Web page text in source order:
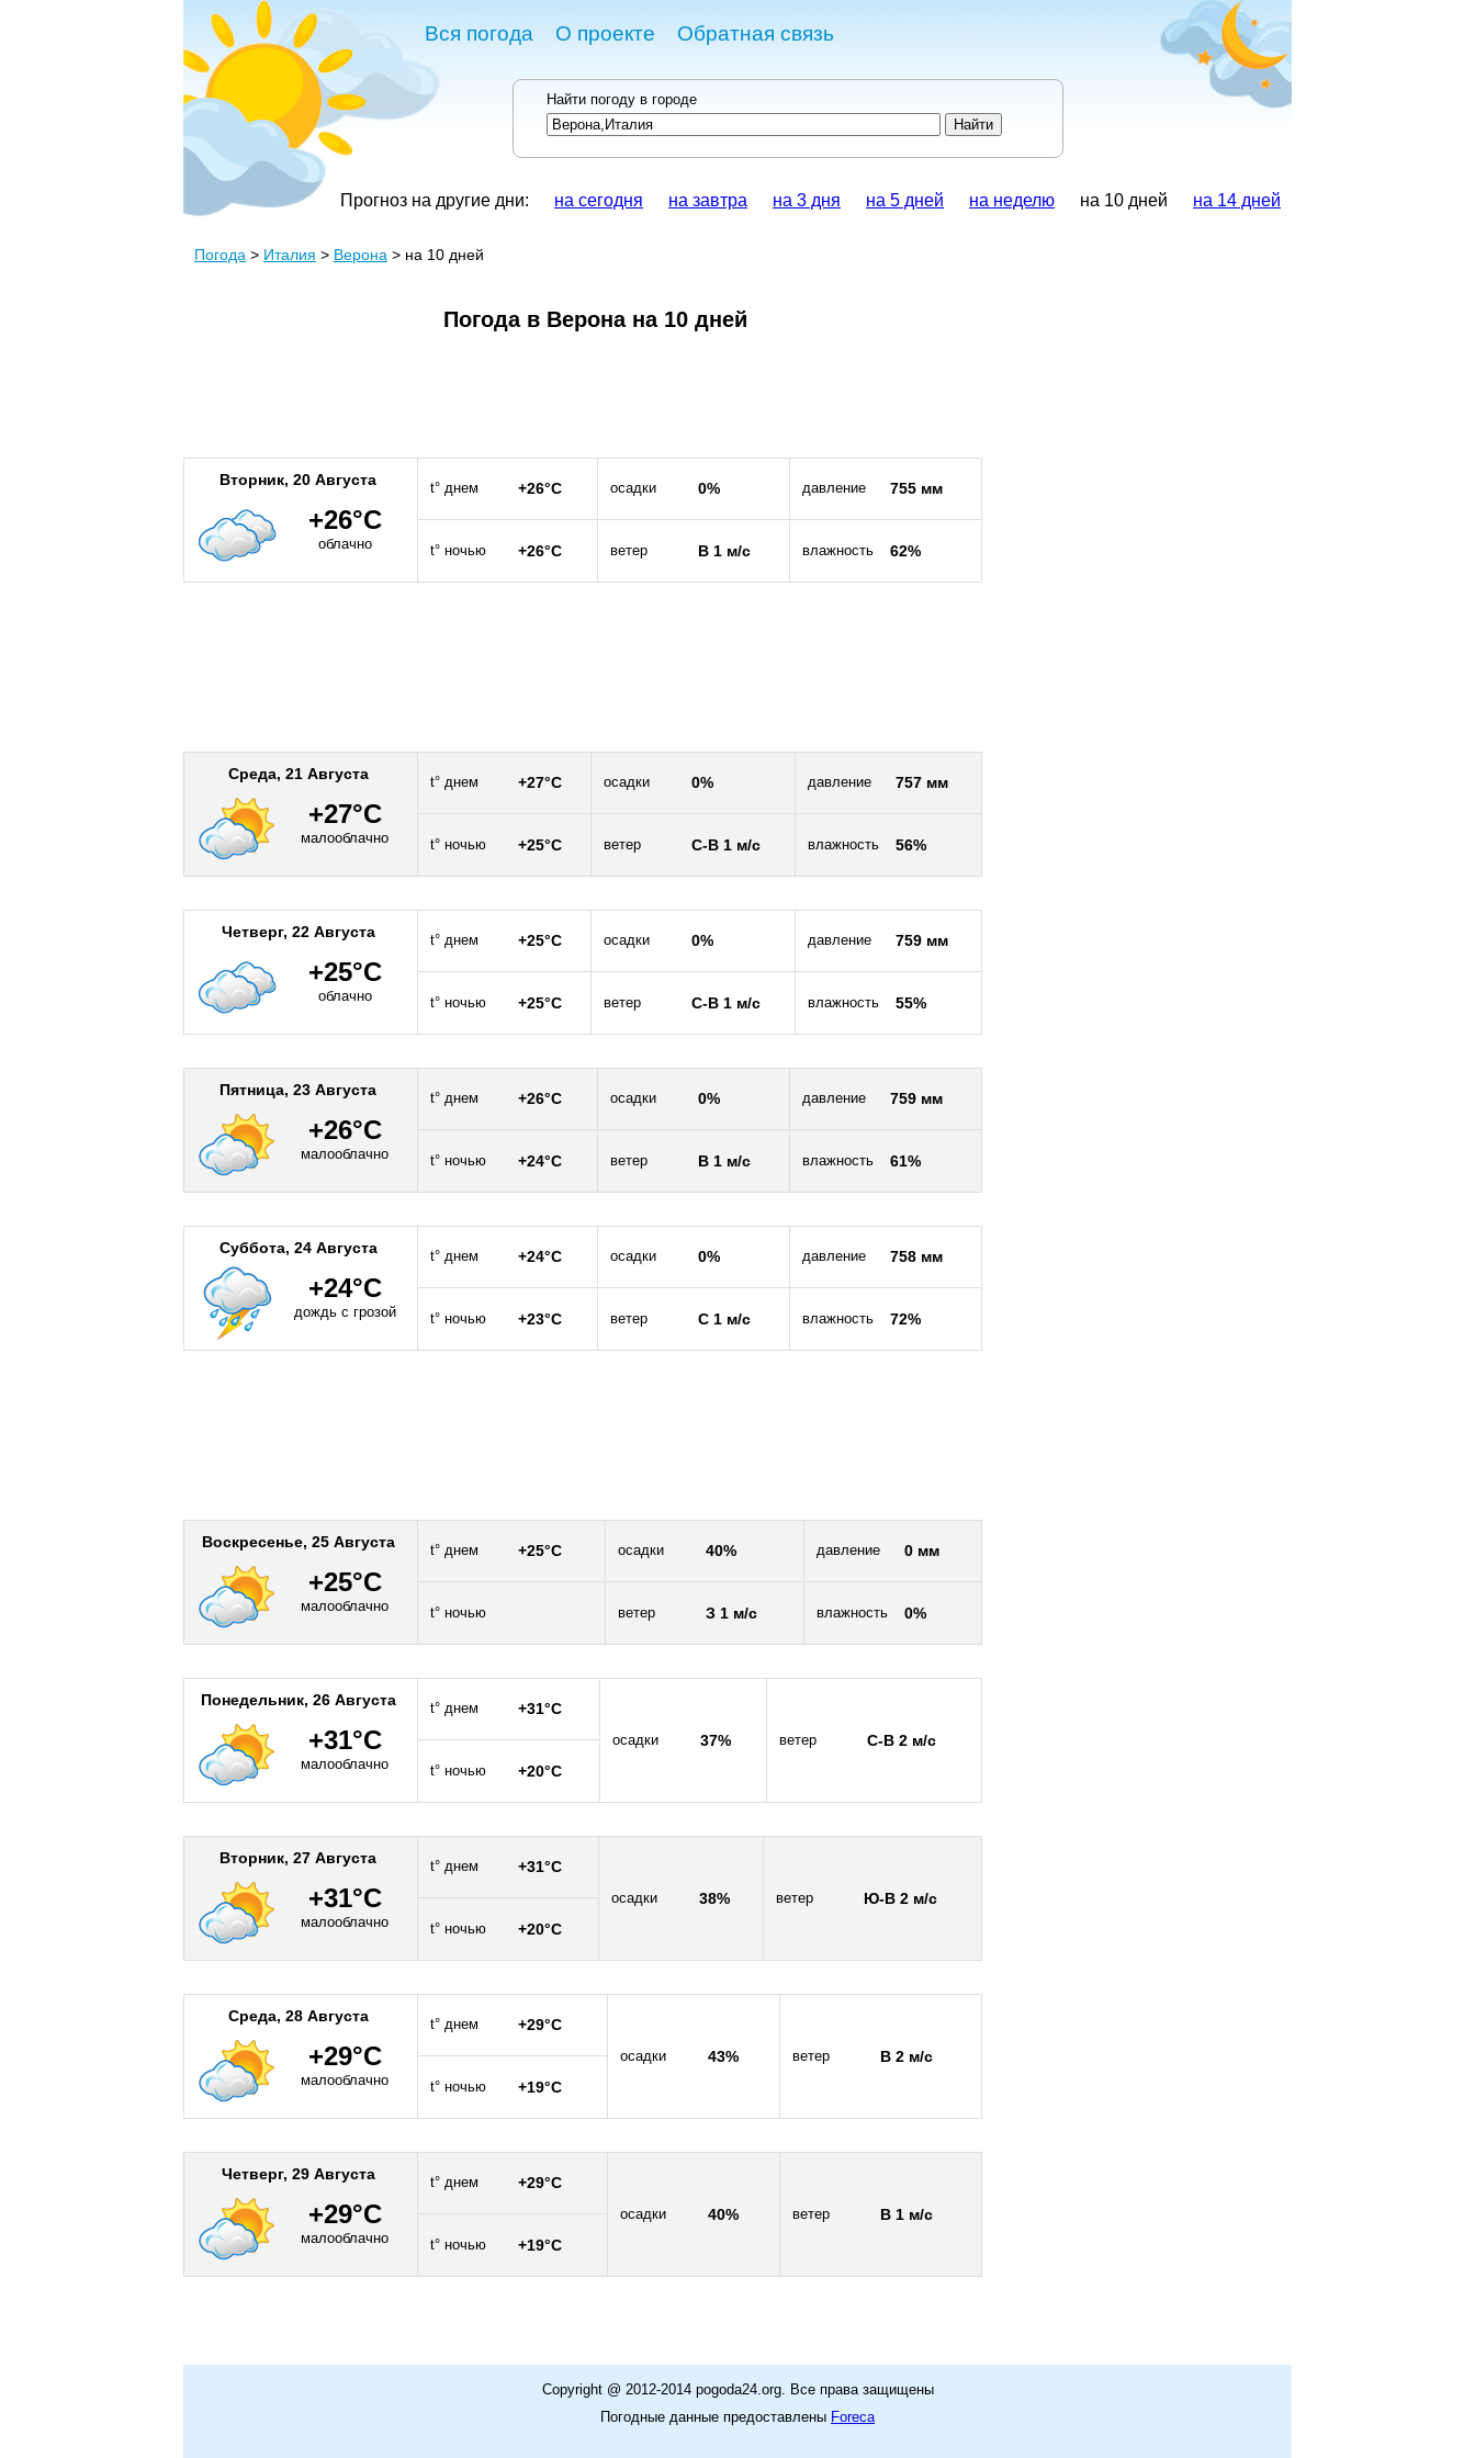
Вся погода О проекте Обратная связь
Найти погоду в городе
Прогноз на другие дни: на сегодня на завтра на 3 дня на 5 дней на неделю на 10 дней на 14 дней
Погода > Италия > Верона > на 10 дней
Погода в Верона на 10 дней
Вторник, 20 Августа
+26°C
облачно
t° днем +26°C осадки 0% давление 755 мм
t° ночью +26°C ветер В 1 м/c влажность 62%
Среда, 21 Августа
+27°C
малооблачно
t° днем +27°C осадки 0% давление 757 мм
t° ночью +25°C ветер С-В 1 м/c влажность 56%
Четверг, 22 Августа
+25°C
облачно
t° днем +25°C осадки 0% давление 759 мм
t° ночью +25°C ветер С-В 1 м/c влажность 55%
Пятница, 23 Августа
+26°C
малооблачно
t° днем +26°C осадки 0% давление 759 мм
t° ночью +24°C ветер В 1 м/c влажность 61%
Суббота, 24 Августа
+24°C
дождь с грозой
t° днем +24°C осадки 0% давление 758 мм
t° ночью +23°C ветер С 1 м/c влажность 72%
Воскресенье, 25 Августа
+25°C
малооблачно
t° днем +25°C осадки 40% давление 0 мм
t° ночью ветер З 1 м/c влажность 0%
Понедельник, 26 Августа
+31°C
малооблачно
t° днем +31°C
осадки 37% ветер С-В 2 м/c
t° ночью +20°C
Вторник, 27 Августа
+31°C
малооблачно
t° днем +31°C
осадки 38% ветер Ю-В 2 м/c
t° ночью +20°C
Среда, 28 Августа
+29°C
малооблачно
t° днем +29°C
осадки 43% ветер В 2 м/c
t° ночью +19°C
Четверг, 29 Августа
+29°C
малооблачно
t° днем +29°C
осадки 40% ветер В 1 м/c
t° ночью +19°C
Copyright @ 2012-2014 pogoda24.org. Все права защищены
Погодные данные предоставлены Foreca